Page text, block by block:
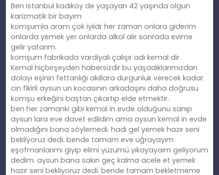
Ben istanbul kadıköy de yaşayan 42 yaşında olgun
karizmatik bir bayım
komşumla aram çok iyiidr her zaman onlara giderim
onlarda yemek yer onlarda alkol alır sonrada evime
gelir yatarım.
komşum fabrikada vardiyalı çalışır adı kemal dir.
Kemal hiçbirşeyden habersizdir bu yaşadıklarımızdan
dolayı eşinin fettanlığı akıllara durgunluk verecek kadar
cin fikirli aysun un kocasının arkadaşını daha doğrusu
komşu erkeğini baştan çıkartıp elde etmektir.
ben her zamanki gibi kemal in evde olduğunu sanıp
aysun lara eve davet edildim ama aysun kemal in evde
olmadığını bana söylemedi. hadi gel yemek hazır seni
bekliyoruz dedi. bende tamam eve uğrayayım
eşofmanlarımı giyip elimi yüzümü yıkayayaım geliyorum
dedim. aysun bana sakın geç kalma acele et yemek
hazır seni bekliyoruz dedi. bende tamam bekletmeme